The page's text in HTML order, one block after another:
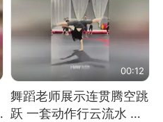
00:12
舞蹈老师展示连贯腾空跳
跃 一套动作行云流水 节